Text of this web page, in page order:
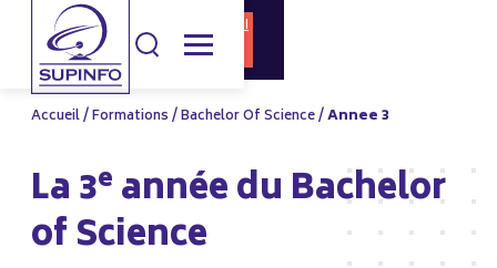
CANDIDATURE
DOCUMENTATI
ON
Accueil/Formations/Bachelor Of Science/Annee 3
La 3e année du Bachelor
of Science